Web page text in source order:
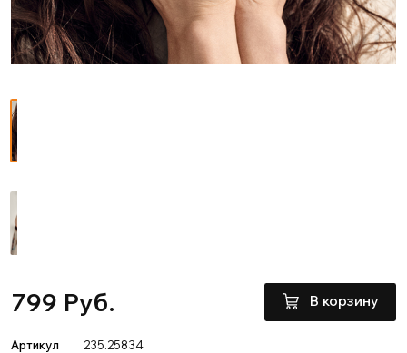
799 Руб. В корзину
Артикул 235.25834